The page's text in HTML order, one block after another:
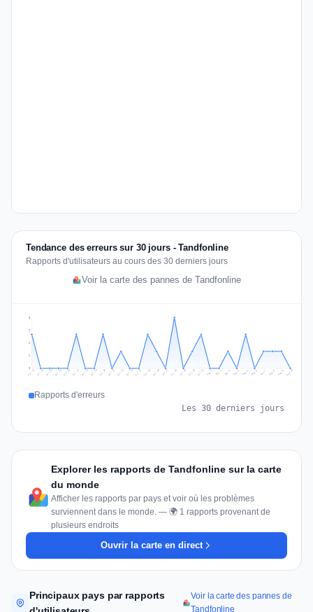
Tendance des erreurs sur 30 jours - Tandfonline
Rapports d'utilisateurs au cours des 30 derniers jours
Voir la carte des pannes de Tandfonline
1
2
2
3
Jul 12 Jul 13 Jul 14 Jul 15 Jul 16 Jul 17 Jul 18 Jul 19 Jul 20 Jul 21 Jul 22 Jul 23 Jul 24 Jul 25 Jul 26 Jul 27 Jul 28 Jul 29 Jul 30 Jul 31 Aug 1 Aug 2 Aug 3 Aug 4 Aug 5 Aug 6 Aug 7 Aug 8 Aug 9 Aug 10
Rapports d'erreurs
Les 30 derniers jours
Explorer les rapports de Tandfonline sur la carte
du monde
Afficher les rapports par pays et voir où les problèmes
surviennent dans le monde. — 🌍 1 rapports provenant de
plusieurs endroits
Ouvrir la carte en direct
Principaux pays par rapports
Voir la carte des pannes de
Tandfonline